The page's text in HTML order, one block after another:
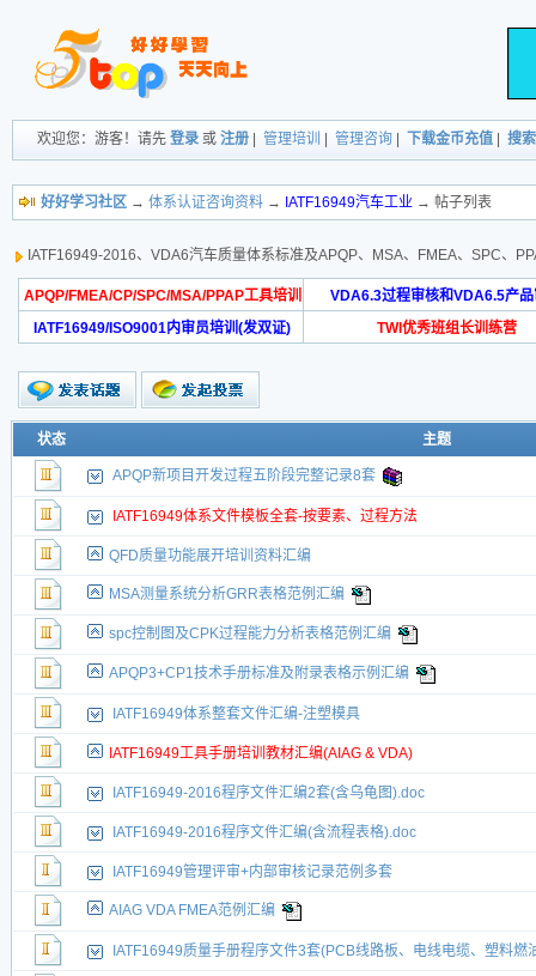
欢迎您：游客！请先 登录 或 注册 管理培训 管理咨询 下载金币充值 搜索
好好学习社区 → 体系认证咨询资料 → IATF16949汽车工业 → 帖子列表
IATF16949-2016、VDA6汽车质量体系标准及APQP、MSA、FMEA、SPC、
APQP/FMEA/CP/SPC/MSA/PPAP工具培训
VDA6.3过程审核和VDA6.5产品
IATF16949/ISO9001内审员培训(发双证)
TWI优秀班组长训练营
状态 主题
APQP新项目开发过程五阶段完整记录8套
IATF16949体系文件模板全套-按要素、过程方法
QFD质量功能展开培训资料汇编
MSA测量系统分析GRR表格范例汇编
spc控制图及CPK过程能力分析表格范例汇编
APQP3+CP1技术手册标准及附录表格示例汇编
IATF16949体系整套文件汇编-注塑模具
IATF16949工具手册培训教材汇编(AIAG & VDA)
IATF16949-2016程序文件汇编2套(含乌龟图).doc
IATF16949-2016程序文件汇编(含流程表格).doc
IATF16949管理评审+内部审核记录范例多套
AIAG VDA FMEA范例汇编
IATF16949质量手册程序文件3套(PCB线路板、电线电缆、塑料燃